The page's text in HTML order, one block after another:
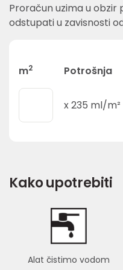
Proračun uzima u
odstupati u zavisnosti
m2 Potrošnja
x235 ml/m²
Kako upotrebiti
Alat čistimo vodom